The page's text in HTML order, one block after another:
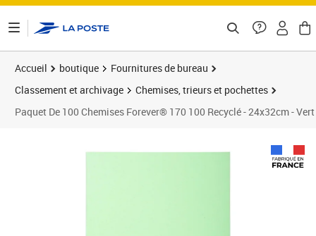
Accueil boutique
Fournitures de bureau
Classement et archivage
Chemises, trieurs et pochettes
Paquet De 100 Chemises Forever® 170 100 Recyclé - 24x32cm -